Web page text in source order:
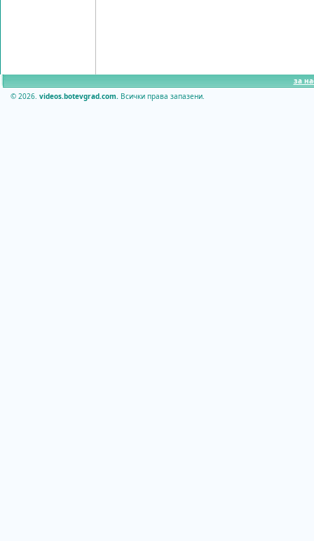
за
© 2026. videos.botevgrad.com. Всички права запазени.